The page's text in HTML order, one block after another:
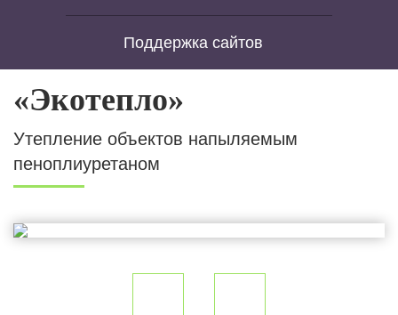
Поддержка сайтов
«Экотепло»
Утепление объектов напыляемым
пеноплиуретаном